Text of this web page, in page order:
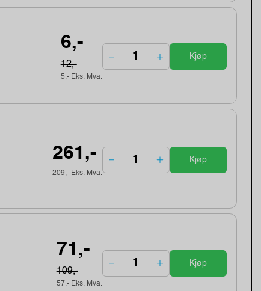
6,-
12,-
5,- Eks. Mva.
Kjøp
261,-
209,- Eks. Mva.
Kjøp
71,-
109,-
57,- Eks. Mva.
Kjøp